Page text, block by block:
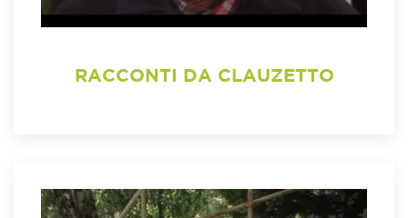
RACCONTI DA CLAUZETTO